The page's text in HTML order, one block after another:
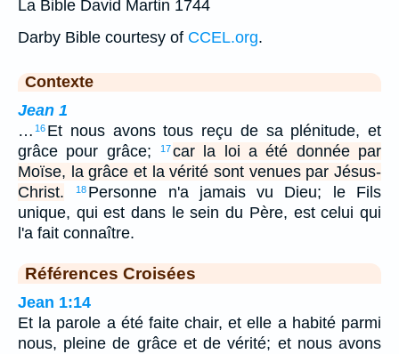
La Bible David Martin 1744
Darby Bible courtesy of CCEL.org.
Contexte
Jean 1
… 16 Et nous avons tous reçu de sa plénitude, et
grâce pour grâce;
17car la loi a été donnée par
Moïse, la grâce et la vérité sont venues par Jésus-
Christ.
18 Personne n'a jamais vu Dieu; le Fils
unique, qui est dans le sein du Père, est celui qui
l'a fait connaître.
Références Croisées
Jean 1:14
Et la parole a été faite chair, et elle a habité parmi
nous, pleine de grâce et de vérité; et nous avons